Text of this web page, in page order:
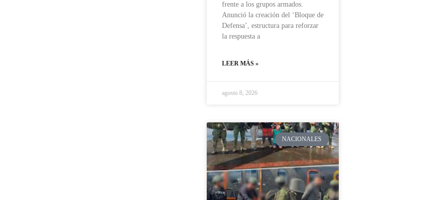
frente a los grupos armados.
Anunció la creación del ‘Bloque de
Defensa’, estructura para reforzar
la respuesta a
LEER MÁS »
agosto 8, 2026
NACIONALES